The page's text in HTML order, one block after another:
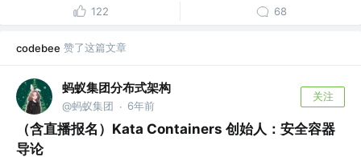
122 68
codebee 赞了这篇文章
蚂蚁集团分布式架构
@蚂蚁集团 · 6年前
关注
（含直播报名）Kata Containers 创始人：安全容器
导论